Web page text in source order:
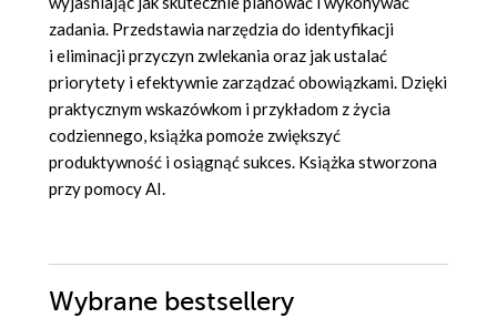
zadania. Przedstawia narzędzia do identyfikacji
i eliminacji przyczyn zwlekania oraz jak ustalać
priorytety i efektywnie zarządzać obowiązkami. Dzięki
praktycznym wskazówkom i przykładom z życia
codziennego, książka pomoże zwiększyć
produktywność i osiągnąć sukces. Książka stworzona
przy pomocy AI.
Wybrane bestsellery